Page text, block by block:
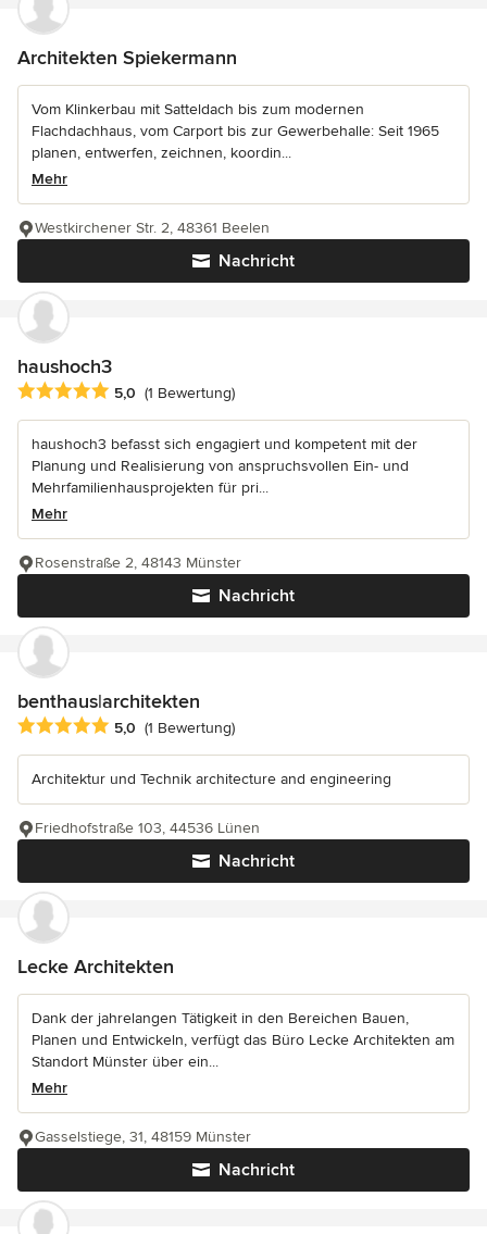
Architekten Spiekermann
Vom Klinkerbau mit Satteldach bis zum modernen
Flachdachhaus, vom Carport bis zur Gewerbehalle: Seit 1965
planen, entwerfen, zeichnen, koordin...
Mehr
Nachricht
Westkirchener Str. 2, 48361 Beelen
haushoch3
Durchschnittliche Bewertung: 5 von 5 Sternen
5,0 (1 Bewertung)
haushoch3 befasst sich engagiert und kompetent mit der
Planung und Realisierung von anspruchsvollen Ein- und
Mehrfamilienhausprojekten für pri...
Mehr
Nachricht
Rosenstraße 2, 48143 Münster
benthaus|architekten
Durchschnittliche Bewertung: 5 von 5 Sternen
5,0 (1 Bewertung)
Architektur und Technik architecture and engineering
Nachricht
Friedhofstraße 103, 44536 Lünen
Lecke Architekten
Dank der jahrelangen Tätigkeit in den Bereichen Bauen,
Planen und Entwickeln, verfügt das Büro Lecke Architekten am
Standort Münster über ein...
Mehr
Nachricht
Gasselstiege, 31, 48159 Münster